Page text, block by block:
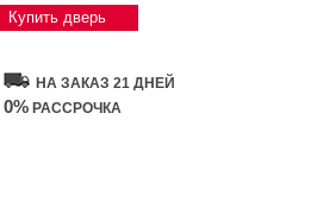
Купить дверь
НА ЗАКАЗ 21 ДНЕЙ
0% РАССРОЧКА